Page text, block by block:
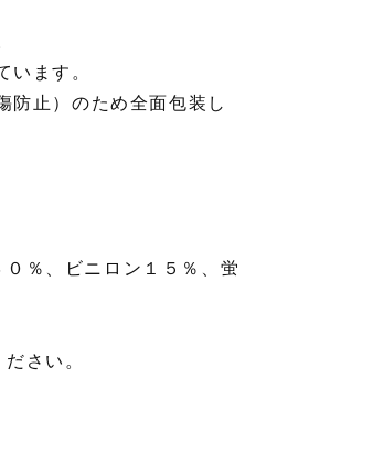
います。
防止）のため全面包装し
％、ビニロン１５％、蛍
さい。